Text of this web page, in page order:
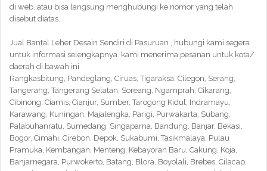
di web. atau bisa langsung menghubungi ke nomor yang telah
disebut diatas.
Jual Bantal Leher Desain Sendiri di Pasuruan , hubungi kami segera
untuk informasi selengkapnya. kami menerima pesanan untuk kota/
daerah di bawah ini
Rangkasbitung, Pandeglang, Ciruas, Tigaraksa, Cilegon, Serang,
Tangerang, Tangerang Selatan, Soreang, Ngamprah, Cikarang,
Cibinong, Ciamis, Cianjur, Sumber, Tarogong Kidul, Indramayu,
Karawang, Kuningan, Majalengka, Parigi, Purwakarta, Subang,
Palabuhanratu, Sumedang, Singaparna, Bandung, Banjar, Bekasi,
Bogor, Cimahi, Cirebon, Depok, Sukabumi, Tasikmalaya, Pulau
Pramuka, Kembangan, Menteng, Kebayoran Baru, Cakung, Koja,
Banjarnegara, Purwokerto, Batang, Blora, Boyolali, Brebes, Cilacap,